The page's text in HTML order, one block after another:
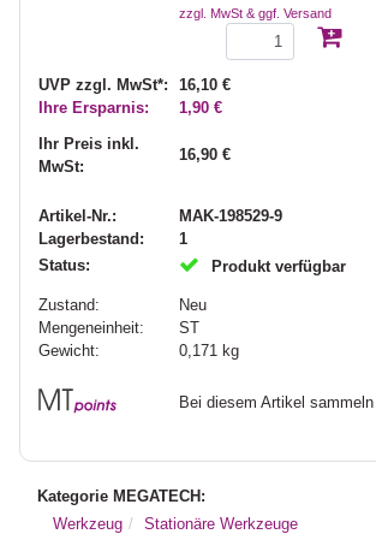
zzgl. MwSt & ggf. Versand
UVP zzgl. MwSt*:
16,10 €
Ihre Ersparnis:
1,90 €
Ihr Preis inkl.
MwSt:
16,90 €
Artikel-Nr.:
MAK-198529-9
Lagerbestand:
1
Status:
Produkt verfügbar
Zustand:
Neu
Mengeneinheit:
ST
Gewicht:
0,171 kg
Bei diesem Artikel
Kategorie MEGATECH:
Werkzeug
Stationäre Werkzeuge